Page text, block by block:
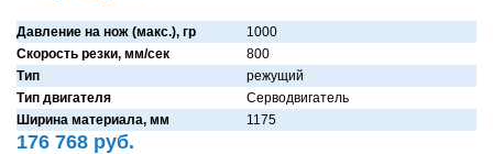
Давление на нож (макс.), гр
1000
Скорость резки, мм/сек
800
Тип
режущий
Тип двигателя
Серводвигaтель
Ширина материала, мм
1175
176 768 руб.